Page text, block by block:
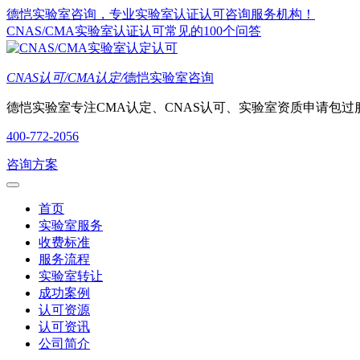
德恺实验室咨询，专业实验室认证认可咨询服务机构！
CNAS/CMA实验室认证认可常见的100个问答
CNAS认可/CMA认定/德恺实验室咨询
德恺实验室专注CMA认定、CNAS认可、实验室资质申请包过
400-772-2056
咨询方案
首页
实验室服务
收费标准
服务流程
实验室转让
成功案例
认可资源
认可资讯
公司简介